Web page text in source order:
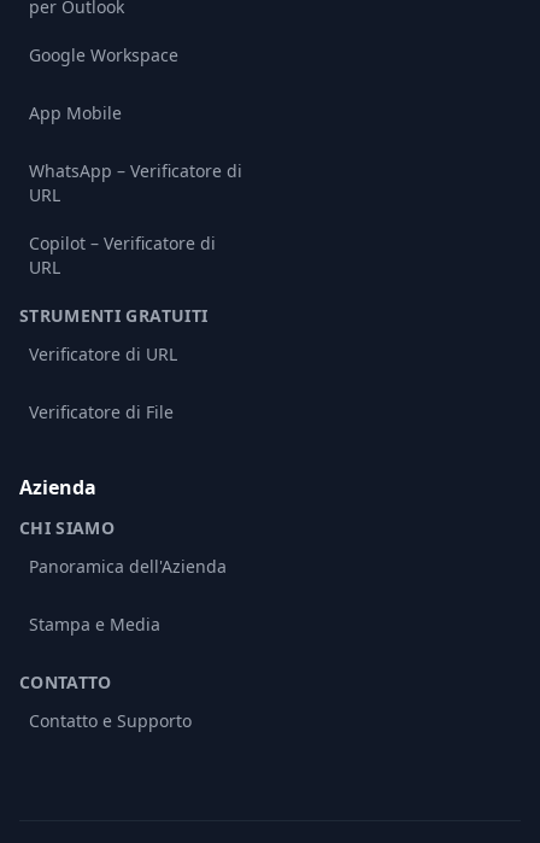
per Outlook
Google Workspace
App Mobile
WhatsApp – Verificatore di
URL
Copilot – Verificatore di
URL
STRUMENTI GRATUITI
Verificatore di URL
Verificatore di File
Azienda
CHI SIAMO
Panoramica dell'Azienda
Stampa e Media
CONTATTO
Contatto e Supporto